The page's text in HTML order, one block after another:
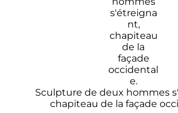
Sculpture de deux hommes
chapiteau de la façade